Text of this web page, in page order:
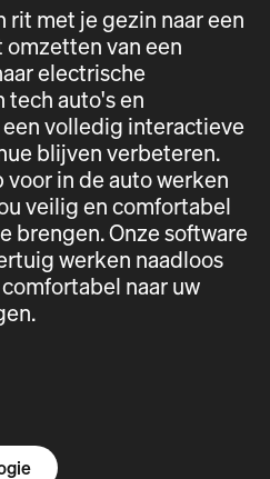
rit met je gezin naar een
van een
electrische
tech auto's en
volledig interactieve
blijven verbeteren.
voor in de auto werken
veilig en comfortabel
brengen. Onze software
werken naadloos
naar uw